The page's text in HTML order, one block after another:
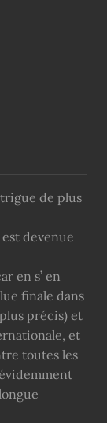
de plus
devenue
en s’ en
finale dans
précis) et
et
toutes les